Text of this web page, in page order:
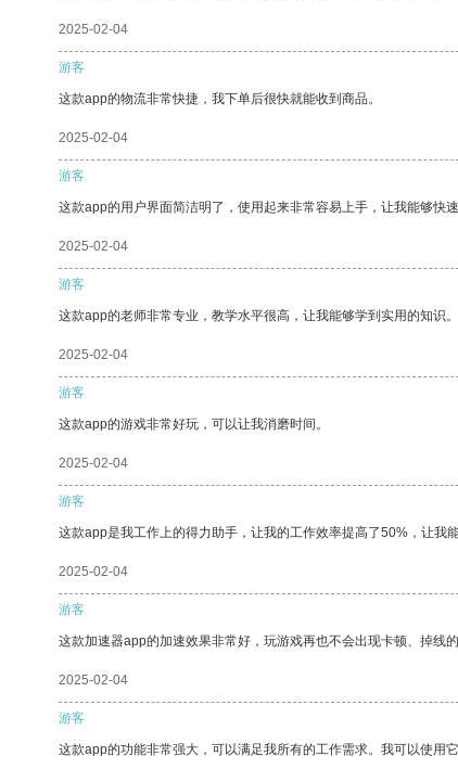
2025-02-04
游客
这款app的物流非常快捷，我下单后很快就能收到商品。
2025-02-04
游客
这款app的用户界面简洁明了，使用起来非常容易上手，让我能够快
2025-02-04
游客
这款app的老师非常专业，教学水平很高，让我能够学到实用的知识。
2025-02-04
游客
这款app的游戏非常好玩，可以让我消磨时间。
2025-02-04
游客
这款app是我工作上的得力助手，让我的工作效率提高了50%，让我
2025-02-04
游客
这款加速器app的加速效果非常好，玩游戏再也不会出现卡顿、掉线
2025-02-04
游客
这款app的功能非常强大，可以满足我所有的工作需求。我可以使用